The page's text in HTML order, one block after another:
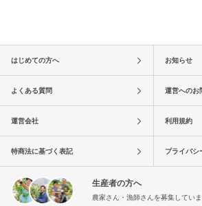
はじめての方へ お知らせ
よくある質問 運営へのお
運営会社 利用規約
特商法に基づく表記 プライバシ
生産者の方へ
農家さん・漁師さんを募集してい